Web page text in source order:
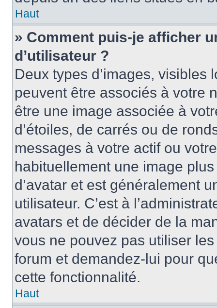
Haut
» Comment puis-je afficher
d’utilisateur ?
Deux types d’images,
peuvent être associés à votre
être une image associée à
d’étoiles, de carrés ou de
messages à votre actif ou
habituellement une image
d’avatar et est généralement
utilisateur. C’est à
avatars et de décider de la
vous ne pouvez pas utiliser
forum et demandez-lui pour
cette fonctionnalité.
Haut